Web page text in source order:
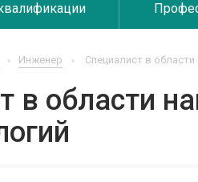
Инженер Специалист в
в области